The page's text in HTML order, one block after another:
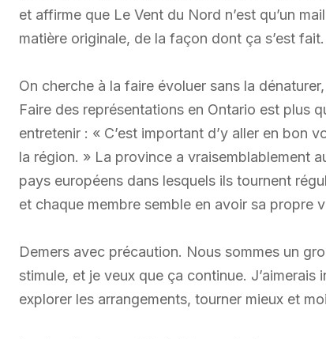
et affirme que Le Vent du Nord n’est qu’un
matière originale, de la façon dont ça s’est
On cherche à la faire évoluer sans la
Faire des représentations en Ontario est plus
entretenir : « C’est important d’y aller en bon
la région. » La province a vraisemblablement
pays européens dans lesquels ils tournent
et chaque membre semble en avoir sa propre
Demers avec précaution. Nous sommes un
stimule, et je veux que ça continue.
explorer les arrangements, tourner mieux et